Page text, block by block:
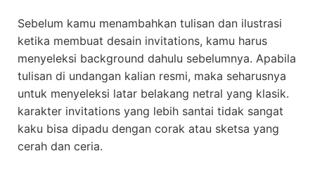
Sebelum kamu menambahkan tulisan dan ilustrasi
ketika membuat desain invitations, kamu harus
menyeleksi background dahulu sebelumnya. Apabila
tulisan di undangan kalian resmi, maka seharusnya
untuk menyeleksi latar belakang netral yang klasik.
karakter invitations yang lebih santai tidak sangat
kaku bisa dipadu dengan corak atau sketsa yang
cerah dan ceria.